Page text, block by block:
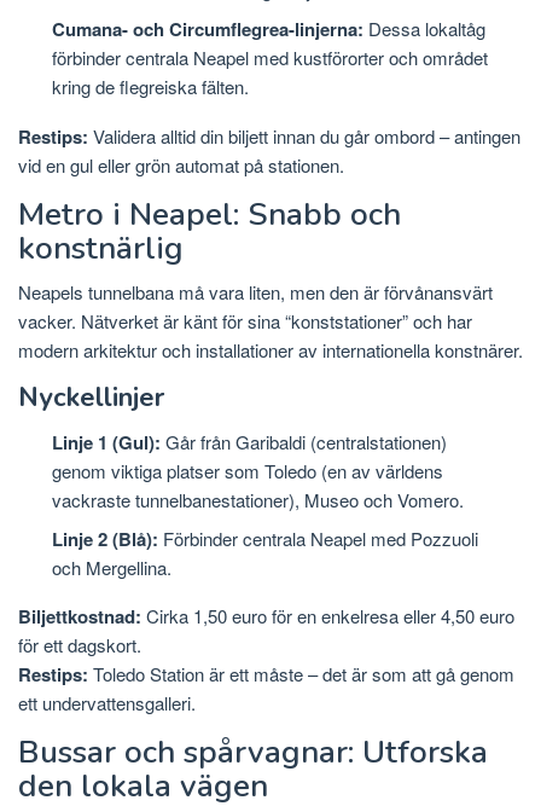
Cumana- och Circumflegrea-linjerna: Dessa lokaltåg
förbinder centrala Neapel med kustförorter och området
kring de flegreiska fälten.
Restips: Validera alltid din biljett innan du går ombord – antingen
vid en gul eller grön automat på stationen.
Metro i Neapel: Snabb och
konstnärlig
Neapels tunnelbana må vara liten, men den är förvånansvärt
vacker. Nätverket är känt för sina “konststationer” och har
modern arkitektur och installationer av internationella konstnärer.
Nyckellinjer
Linje 1 (Gul): Går från Garibaldi (centralstationen)
genom viktiga platser som Toledo (en av världens
vackraste tunnelbanestationer), Museo och Vomero.
Linje 2 (Blå): Förbinder centrala Neapel med Pozzuoli
och Mergellina.
Biljettkostnad: Cirka 1,50 euro för en enkelresa eller 4,50 euro
för ett dagskort.
Restips: Toledo Station är ett måste – det är som att gå genom
ett undervattensgalleri.
Bussar och spårvagnar: Utforska
den lokala vägen